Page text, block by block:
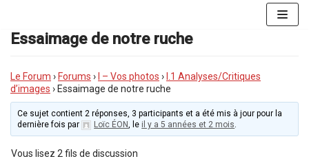
au
contenu
Essaimage de notre ruche
Le Forum › Forums › I – Vos photos ›
I.1 Analyses/Critiques
d’images › Essaimage de notre ruche
Ce sujet contient 2 réponses, 3 participants et a été mis à jour pour la
dernière fois par
Loïc ÉON, le il y a 5 années et 2 mois.
Vous lisez 2 fils de discussion